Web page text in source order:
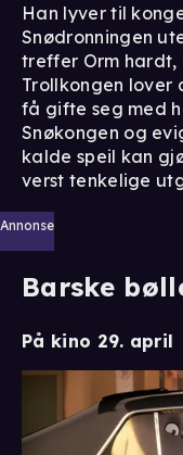
Han lyver til
Snødronningen
treffer Orm hardt,
Trollkongen lover
få gifte seg med
Snøkongen og
kalde speil kan
verst tenkelige
Annonse
Barske
På kino 29. april